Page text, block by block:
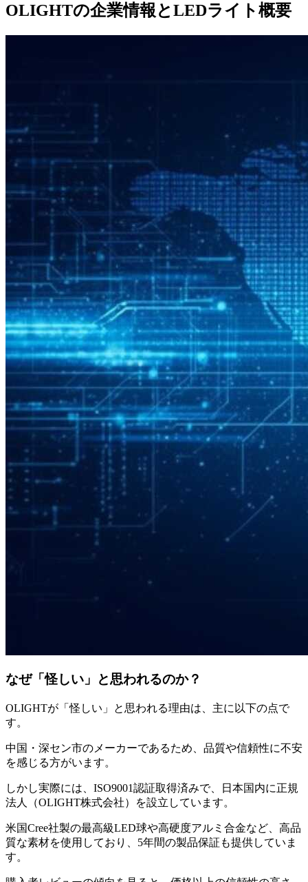
OLIGHTの企業情報とLEDライト概要
なぜ「怪しい」と思われるのか？
OLIGHTが「怪しい」と思われる理由は、主に以下の点で
す。
中国・深セン市のメーカーであるため、品質や信頼性に不安
を感じる方がいます。
しかし実際には、ISO9001認証取得済みで、日本国内に正規
法人（OLIGHT株式会社）を設立しています。
米国Cree社製の最高級LED球や高硬度アルミ合金など、高品
質な素材を使用しており、5年間の製品保証も提供していま
す。